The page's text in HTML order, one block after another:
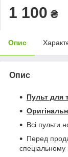
1 100 ₴
Опис
Опис
Пульт для
Всі пульти
Перед
спеціальному